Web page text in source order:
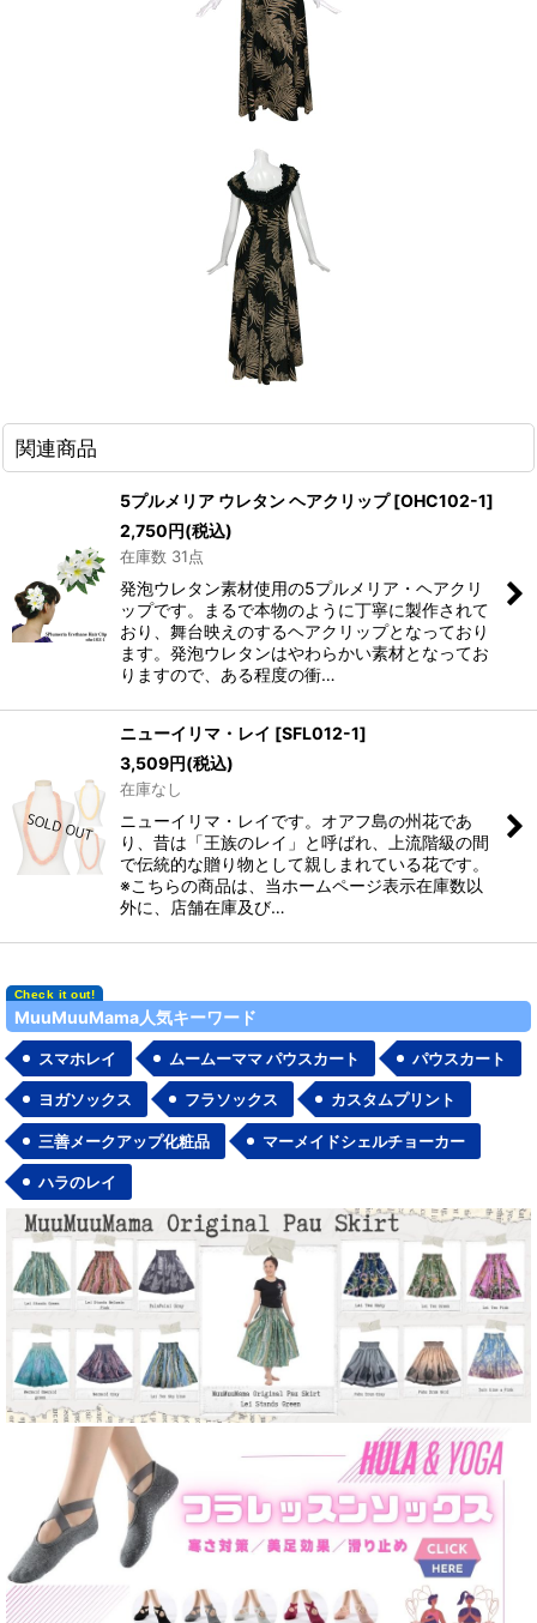
関連商品
5プルメリア ウレタン ヘアクリップ [OHC102-1]
2,750円(税込)
在庫数 31点
発泡ウレタン素材使用の5プルメリア・ヘアクリ
ップです。まるで本物のように丁寧に製作されて
おり、舞台映えのするヘアクリップとなっており
ます。発泡ウレタンはやわらかい素材となってお
りますので、ある程度の衝…
ニューイリマ・レイ [SFL012-1]
3,509円(税込)
在庫なし
ニューイリマ・レイです。オアフ島の州花であ
り、昔は「王族のレイ」と呼ばれ、上流階級の間
で伝統的な贈り物として親しまれている花です。
※こちらの商品は、当ホームページ表示在庫数以
外に、店舗在庫及び…
MuuMuuMama人気キーワード
スマホレイ ムームーママ パウスカート パウスカート
ヨガソックス フラソックス カスタムプリント
三善メークアップ化粧品 マーメイドシェルチョーカー
ハラのレイ